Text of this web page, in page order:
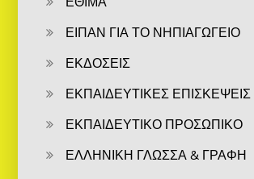
ΕΙΠΑΝ ΓΙΑ ΤΟ ΝΗΠΙΑΓΩΓΕΙΟ
ΕΚΔΟΣΕΙΣ
ΕΚΠΑΙΔΕΥΤΙΚΕΣ ΕΠΙΣΚΕΨΕΙΣ
ΕΚΠΑΙΔΕΥΤΙΚΟ ΠΡΟΣΩΠΙΚΟ
ΕΛΛΗΝΙΚΗ ΓΛΩΣΣΑ & ΓΡΑΦΗ